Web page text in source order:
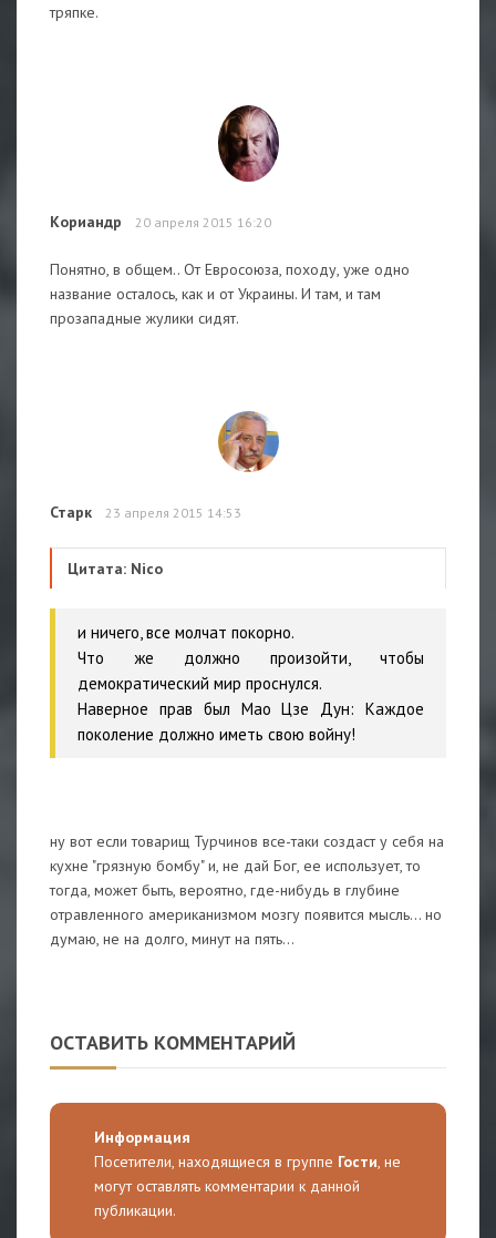
тряпке.
Кориандр 20 апреля 2015 16:20
Понятно, в общем.. От Евросоюза, походу, уже одно
название осталось, как и от Украины. И там, и там
прозападные жулики сидят.
Старк 23 апреля 2015 14:53
Цитата: Nico
и ничего, все молчат покорно.
Что же должно произойти, чтобы
демократический мир проснулся.
Наверное прав был Мао Цзе Дун: Каждое
поколение должно иметь свою войну!
ну вот если товарищ Турчинов все-таки создаст у себя на
кухне "грязную бомбу" и, не дай Бог, ее использует, то
тогда, может быть, вероятно, где-нибудь в глубине
отравленного американизмом мозгу появится мысль... но
думаю, не на долго, минут на пять...
ОСТАВИТЬ КОММЕНТАРИЙ
Информация
Посетители, находящиеся в группе Гости, не
могут оставлять комментарии к данной
публикации.